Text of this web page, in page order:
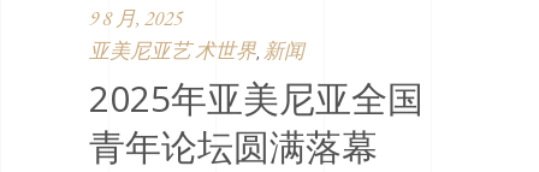
9 8 月, 2025
亚美尼亚艺 术世界, 新闻
2025年亚美尼亚全国
青年论坛圆满落幕